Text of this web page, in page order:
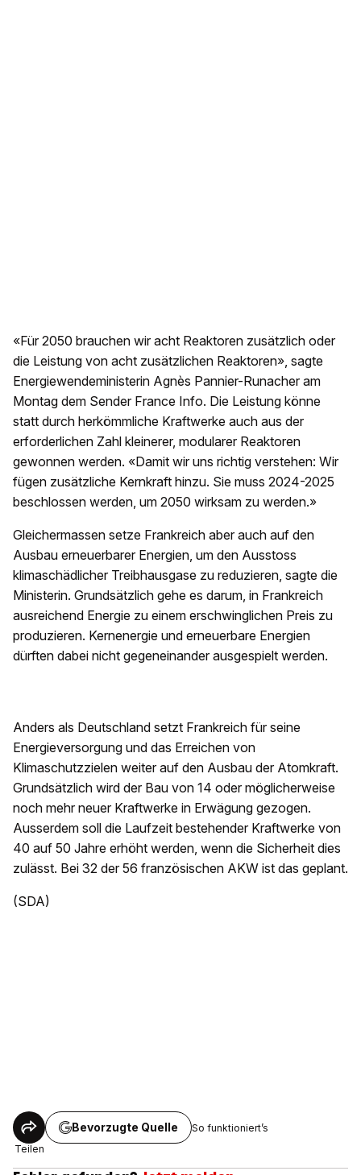
«Für 2050 brauchen wir acht Reaktoren zusätzlich oder
die Leistung von acht zusätzlichen Reaktoren», sagte
Energiewendeministerin Agnès Pannier-Runacher am
Montag dem Sender France Info. Die Leistung könne
statt durch herkömmliche Kraftwerke auch aus der
erforderlichen Zahl kleinerer, modularer Reaktoren
gewonnen werden. «Damit wir uns richtig verstehen: Wir
fügen zusätzliche Kernkraft hinzu. Sie muss 2024-2025
beschlossen werden, um 2050 wirksam zu werden.»
Gleichermassen setze Frankreich aber auch auf den
Ausbau erneuerbarer Energien, um den Ausstoss
klimaschädlicher Treibhausgase zu reduzieren, sagte die
Ministerin. Grundsätzlich gehe es darum, in Frankreich
ausreichend Energie zu einem erschwinglichen Preis zu
produzieren. Kernenergie und erneuerbare Energien
dürften dabei nicht gegeneinander ausgespielt werden.
Anders als Deutschland setzt Frankreich für seine
Energieversorgung und das Erreichen von
Klimaschutzzielen weiter auf den Ausbau der Atomkraft.
Grundsätzlich wird der Bau von 14 oder möglicherweise
noch mehr neuer Kraftwerke in Erwägung gezogen.
Ausserdem soll die Laufzeit bestehender Kraftwerke von
40 auf 50 Jahre erhöht werden, wenn die Sicherheit dies
zulässt. Bei 32 der 56 französischen AKW ist das geplant.
(SDA)
Teilen
Bevorzugte Quelle So funktioniert’s